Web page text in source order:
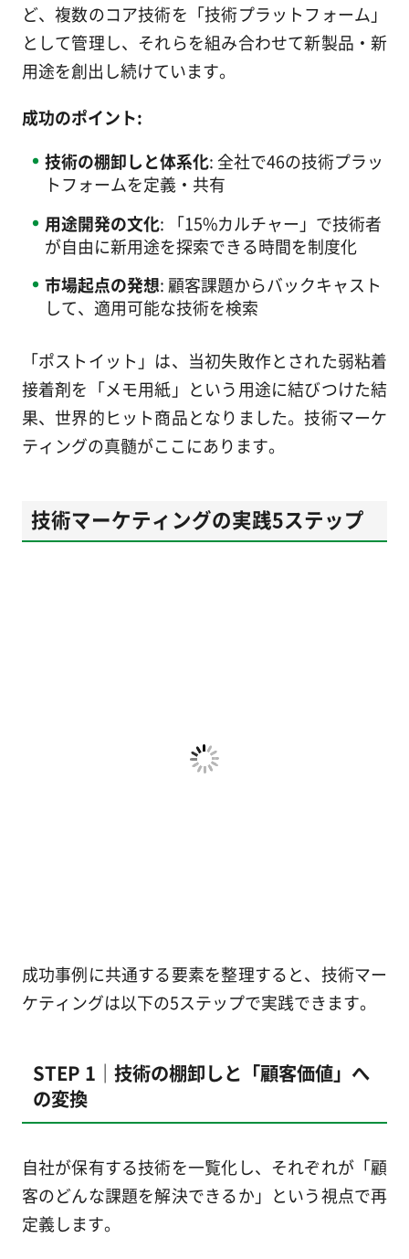
ど、複数のコア技術を「技術プラットフォーム」
として管理し、それらを組み合わせて新製品・新
用途を創出し続けています。
成功のポイント:
技術の棚卸しと体系化: 全社で46の技術プラッ
トフォームを定義・共有
用途開発の文化: 「15%カルチャー」で技術者
が自由に新用途を探索できる時間を制度化
市場起点の発想: 顧客課題からバックキャスト
して、適用可能な技術を検索
「ポストイット」は、当初失敗作とされた弱粘着
接着剤を「メモ用紙」という用途に結びつけた結
果、世界的ヒット商品となりました。技術マーケ
ティングの真髄がここにあります。
技術マーケティングの実践5ステップ
成功事例に共通する要素を整理すると、技術マー
ケティングは以下の5ステップで実践できます。
STEP 1｜技術の棚卸しと「顧客価値」へ
の変換
自社が保有する技術を一覧化し、それぞれが「顧
客のどんな課題を解決できるか」という視点で再
定義します。